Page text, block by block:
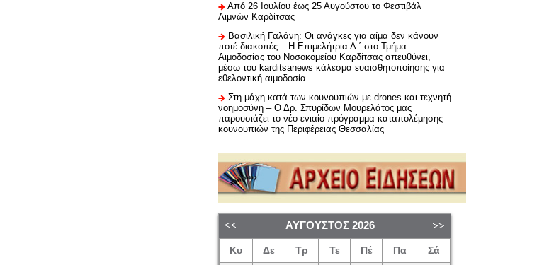
Από 26 Ιουλίου έως 25 Αυγούστου το Φεστιβάλ
Λιμνών Καρδίτσας
Βασιλική Γαλάνη: Οι ανάγκες για αίμα δεν κάνουν
ποτέ διακοπές – Η Επιμελήτρια Α ΄ στο Τμήμα
Αιμοδοσίας του Νοσοκομείου Καρδίτσας απευθύνει,
μέσω του karditsanews κάλεσμα ευαισθητοποίησης για
εθελοντική αιμοδοσία
Στη μάχη κατά των κουνουπιών με drones και τεχνητή
νοημοσύνη – Ο Δρ. Σπυρίδων Μουρελάτος μας
παρουσιάζει το νέο ενιαίο πρόγραμμα καταπολέμησης
κουνουπιών της Περιφέρειας Θεσσαλίας
ΑΎΓΟΥΣΤΟΣ 2026
Κυ Δε Τρ Τε Πέ Πα Σά